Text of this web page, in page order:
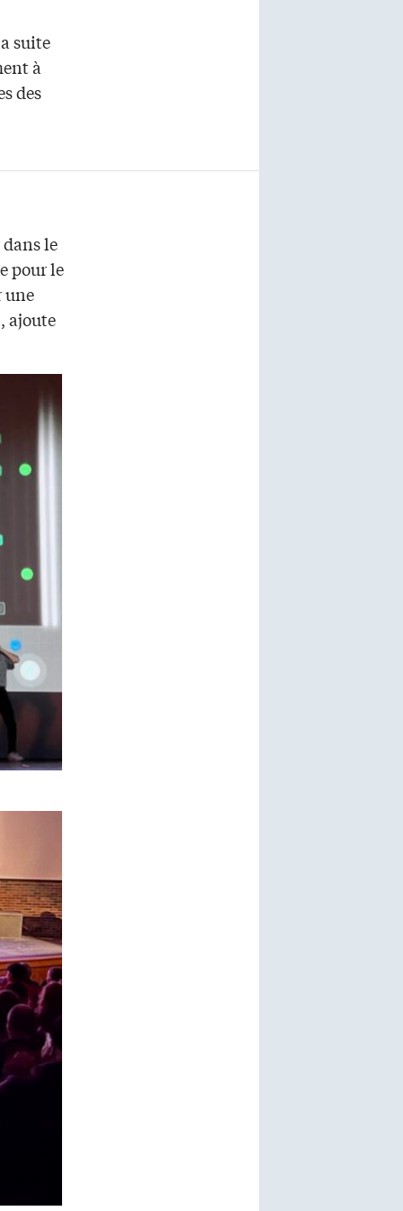
suite
à
des
le
pour le
une
ajoute